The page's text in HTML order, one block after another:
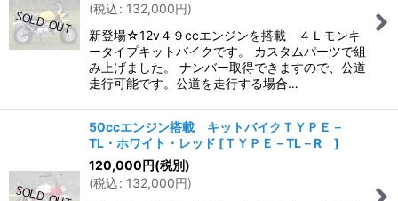
在庫あり
絞り込む
(税込: 132,000円)
新登場☆12v４９ccエンジンを搭載 ４Ｌモンキ
ータイプキットバイクです。 カスタムパーツで組
み上げました。 ナンバー取得できますので、公道
走行可能です。公道を走行する場合…
50ccエンジン搭載 キットバイクＴＹＰＥ－
TL・ホワイト・レッド [ＴＹＰＥ－TL－R ]
120,000円(税別)
(税込: 132,000円)